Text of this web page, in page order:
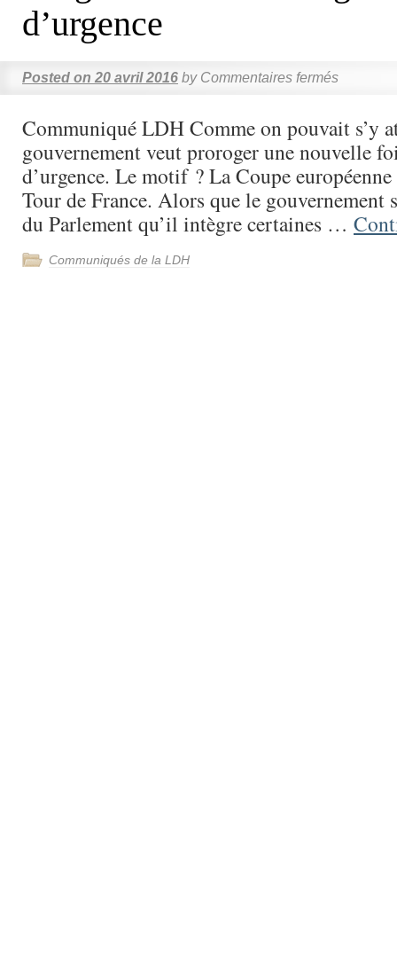
d’urgence
Posted on 20 avril 2016 by Commentaires fermés
Communiqué LDH Comme on pouvait s’y
gouvernement veut proroger une nouvelle
d’urgence. Le motif ? La Coupe
Tour de France. Alors que le gouvernement
du Parlement qu’il intègre certaines …
Communiqués de la LDH